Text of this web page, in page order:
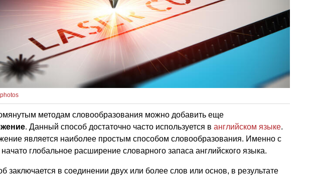
методам словообразования можно добавить еще
. Данный способ достаточно часто используется в английском языке.
является наиболее простым способом словообразования. Именно с
глобальное расширение словарного запаса английского языка.
заключается в соединении двух или более слов или основ, в результате